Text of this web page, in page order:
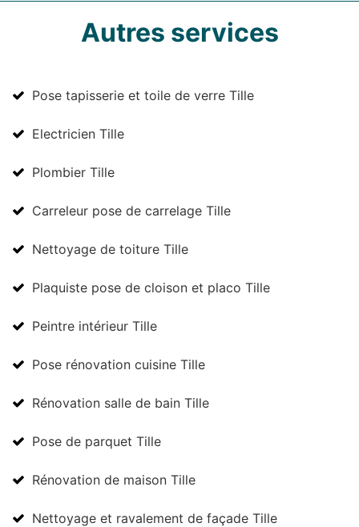
Autres services
Pose tapisserie et toile de verre Tille
Electricien Tille
Plombier Tille
Carreleur pose de carrelage Tille
Nettoyage de toiture Tille
Plaquiste pose de cloison et placo Tille
Peintre intérieur Tille
Pose rénovation cuisine Tille
Rénovation salle de bain Tille
Pose de parquet Tille
Rénovation de maison Tille
Nettoyage et ravalement de façade Tille